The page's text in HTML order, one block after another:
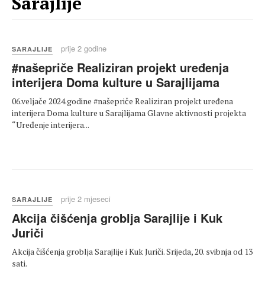
SARAJLIJE prije 2 godine
#našepriče Realiziran projekt uređenja
interijera Doma kulture u Sarajlijama
06.veljače 2024.godine #našepriče Realiziran projekt uređena
interijera Doma kulture u Sarajlijama Glavne aktivnosti projekta
“Uređenje interijera...
SARAJLIJE prije 2 mjeseci
Akcija čišćenja groblja Sarajlije i Kuk
Juriči
Akcija čišćenja groblja Sarajlije i Kuk Juriči. Srijeda, 20. svibnja od 13
sati.